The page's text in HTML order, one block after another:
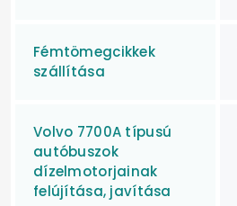
Fémtömegcikkek
szállítása
Volvo 7700A típusú
autóbuszok
dízelmotorjainak
felújítása, javítása